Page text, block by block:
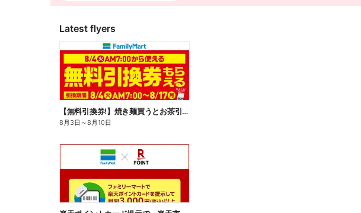
Latest flyers
【無料引換券!】焼き麺買うとお茶引換券貰える!
8月3日 ～8月10日